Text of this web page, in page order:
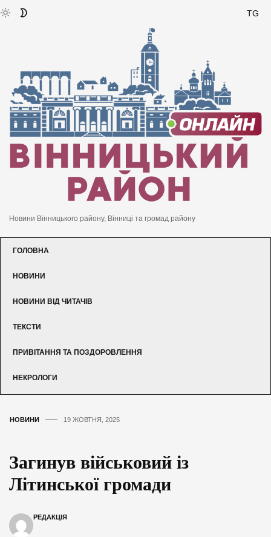
TG
Новини Вінницького району, Вінниці та громад району
ГОЛОВНА
НОВИНИ
НОВИНИ ВІД ЧИТАЧІВ
ТЕКСТИ
ПРИВІТАННЯ ТА ПОЗДОРОВЛЕННЯ
НЕКРОЛОГИ
НОВИНИ 19 ЖОВТНЯ, 2025
Загинув військовий із
Літинської громади
РЕДАКЦІЯ